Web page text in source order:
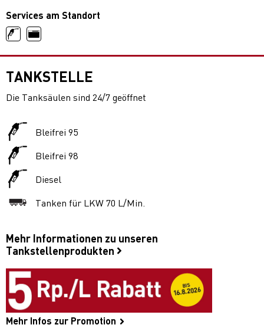
Services am Standort
TANKSTELLE
Die Tanksäulen sind 24/7 geöffnet
Bleifrei 95
Bleifrei 98
Diesel
Tanken für LKW 70 L/Min.
Mehr Informationen zu unseren
Tankstellenprodukten
Mehr Infos zur Promotion